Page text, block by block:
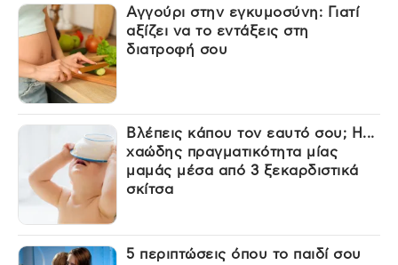
Αγγούρι στην εγκυμοσύνη: Γιατί
αξίζει να το εντάξεις στη
διατροφή σου
Βλέπεις κάπου τον εαυτό σου; Η...
χαώδης πραγματικότητα μίας
μαμάς μέσα από 3 ξεκαρδιστικά
σκίτσα
5 περιπτώσεις όπου το παιδί σου